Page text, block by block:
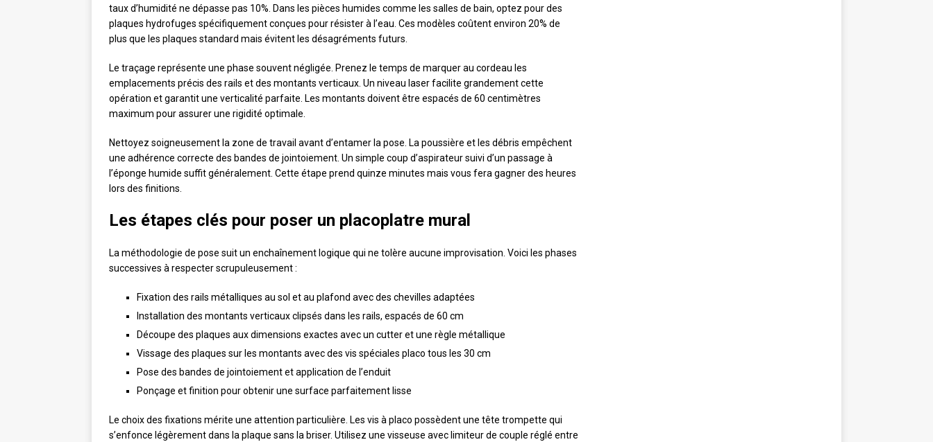
taux d’humidité ne dépasse pas 10%. Dans les pièces humides comme les salles de bain, optez pour des
plaques hydrofuges spécifiquement conçues pour résister à l’eau. Ces modèles coûtent environ 20% de
plus que les plaques standard mais évitent les désagréments futurs.
Le traçage représente une phase souvent négligée. Prenez le temps de marquer au cordeau les
emplacements précis des rails et des montants verticaux. Un niveau laser facilite grandement cette
opération et garantit une verticalité parfaite. Les montants doivent être espacés de 60 centimètres
maximum pour assurer une rigidité optimale.
Nettoyez soigneusement la zone de travail avant d’entamer la pose. La poussière et les débris empêchent
une adhérence correcte des bandes de jointoiement. Un simple coup d’aspirateur suivi d’un passage à
l’éponge humide suffit généralement. Cette étape prend quinze minutes mais vous fera gagner des heures
lors des finitions.
Les étapes clés pour poser un placoplatre mural
La méthodologie de pose suit un enchaînement logique qui ne tolère aucune improvisation. Voici les phases
successives à respecter scrupuleusement :
Fixation des rails métalliques au sol et au plafond avec des chevilles adaptées
Installation des montants verticaux clipsés dans les rails, espacés de 60 cm
Découpe des plaques aux dimensions exactes avec un cutter et une règle métallique
Vissage des plaques sur les montants avec des vis spéciales placo tous les 30 cm
Pose des bandes de jointoiement et application de l’enduit
Ponçage et finition pour obtenir une surface parfaitement lisse
Le choix des fixations mérite une attention particulière. Les vis à placo possèdent une tête trompette qui
s’enfonce légèrement dans la plaque sans la briser. Utilisez une visseuse avec limiteur de couple réglé entre